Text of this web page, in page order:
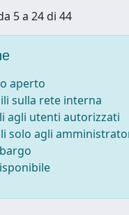
5 a 24 di 44
aperto
sulla rete interna
agli utenti autorizzati
solo agli